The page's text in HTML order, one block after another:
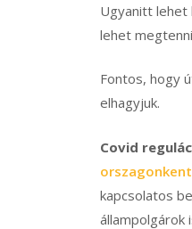
Ugyanitt lehet
lehet
Fontos, hogy
elhagyjuk.
Covid
kapcsolatos
állampolgárok